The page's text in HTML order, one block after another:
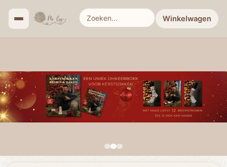
Winkelwagen